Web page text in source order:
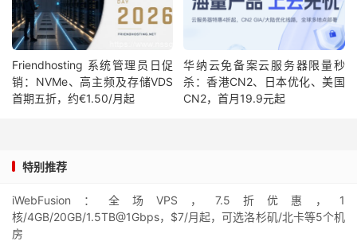
Friendhosting 系统管理员日促
销：NVMe、高主频及存储VDS
首期五折，约€1.50/月起
华纳云免备案云服务器限量秒
杀：香港CN2、日本优化、美国
CN2，首月19.9元起
特别推荐
iWebFusion：全场VPS，7.5折优惠，1
核/4GB/20GB/1.5TB@1Gbps，$7/月起，可选洛杉矶/北卡等5个机
房